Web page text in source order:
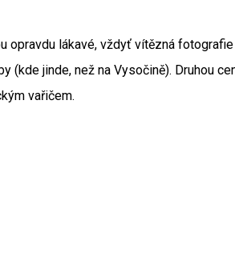
opravdu lákavé, vždyť vítězná
(kde jinde, než na Vysočině). Druhou
vařičem.